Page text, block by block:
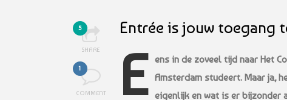
5
SHARE
1
COMMENT
Entrée is jouw toegang
E ens in de zoveel tijd naar Het
Amsterdam studeert. Maar ja,
eigenlijk en wat is er bijzonder